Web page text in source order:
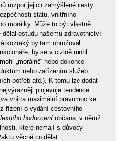
rozpor jejich zamýšlené cesty
státu, vnitřního
morálky. Může to být vlastně
ostudu našemu zdravotnictví
by tam ohrožoval
by se v cizině mohl
„morálně“ nebo dokonce
nebo zařízením služeb
potřeb atd.). K tomu lze dodat
projevuje tendence
vnitra maximální pravomoc ke
z řízení o vydání cestovního
hodnoceníobčana, v němž
které nemají s důvody
věcně co dělat.